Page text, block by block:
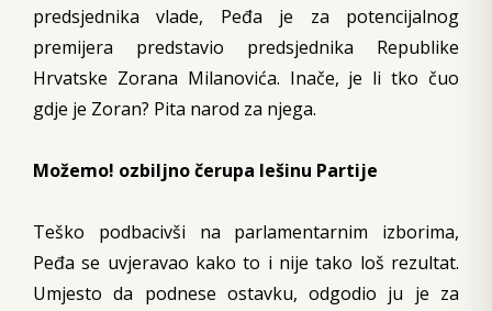
predsjednika vlade, Peđa je za potencijalnog
premijera predstavio predsjednika Republike
Hrvatske Zorana Milanovića. Inače, je li tko čuo
gdje je Zoran? Pita narod za njega.
Možemo! ozbiljno čerupa lešinu Partije
Teško podbacivši na parlamentarnim izborima,
Peđa se uvjeravao kako to i nije tako loš rezultat.
Umjesto da podnese ostavku, odgodio ju je za